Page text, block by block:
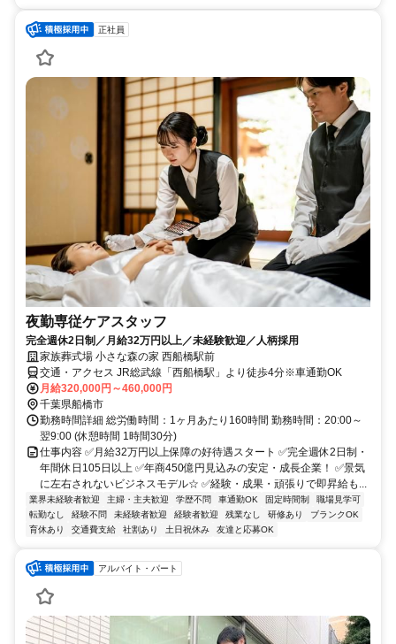
正社員
夜勤専従ケアスタッフ
完全週休2日制／月給32万円以上／未経験歓迎／人柄採用
家族葬式場 小さな森の家 西船橋駅前
交通・アクセス JR総武線「西船橋駅」より徒歩4分※車通勤OK
月給320,000円～460,000円
千葉県船橋市
勤務時間詳細 総労働時間：1ヶ月あたり160時間 勤務時間：20:00～
翌9:00 (休憩時間 1時間30分)
仕事内容 ✅月給32万円以上保障の好待遇スタート ✅完全週休2日制・
年間休日105日以上 ✅年商450億円見込みの安定・成長企業！ ✅景気
に左右されないビジネスモデル☆ ✅経験・成果・頑張りで即昇給も...
業界未経験者歓迎 主婦・主夫歓迎 学歴不問 車通勤OK 固定時間制
職場見学可
転勤なし
経験不問 未経験者歓迎 経験者歓迎 残業なし 研修あり
ブランクOK
育休あり
交通費支給 社割あり 土日祝休み 友達と応募OK
アルバイト・パート